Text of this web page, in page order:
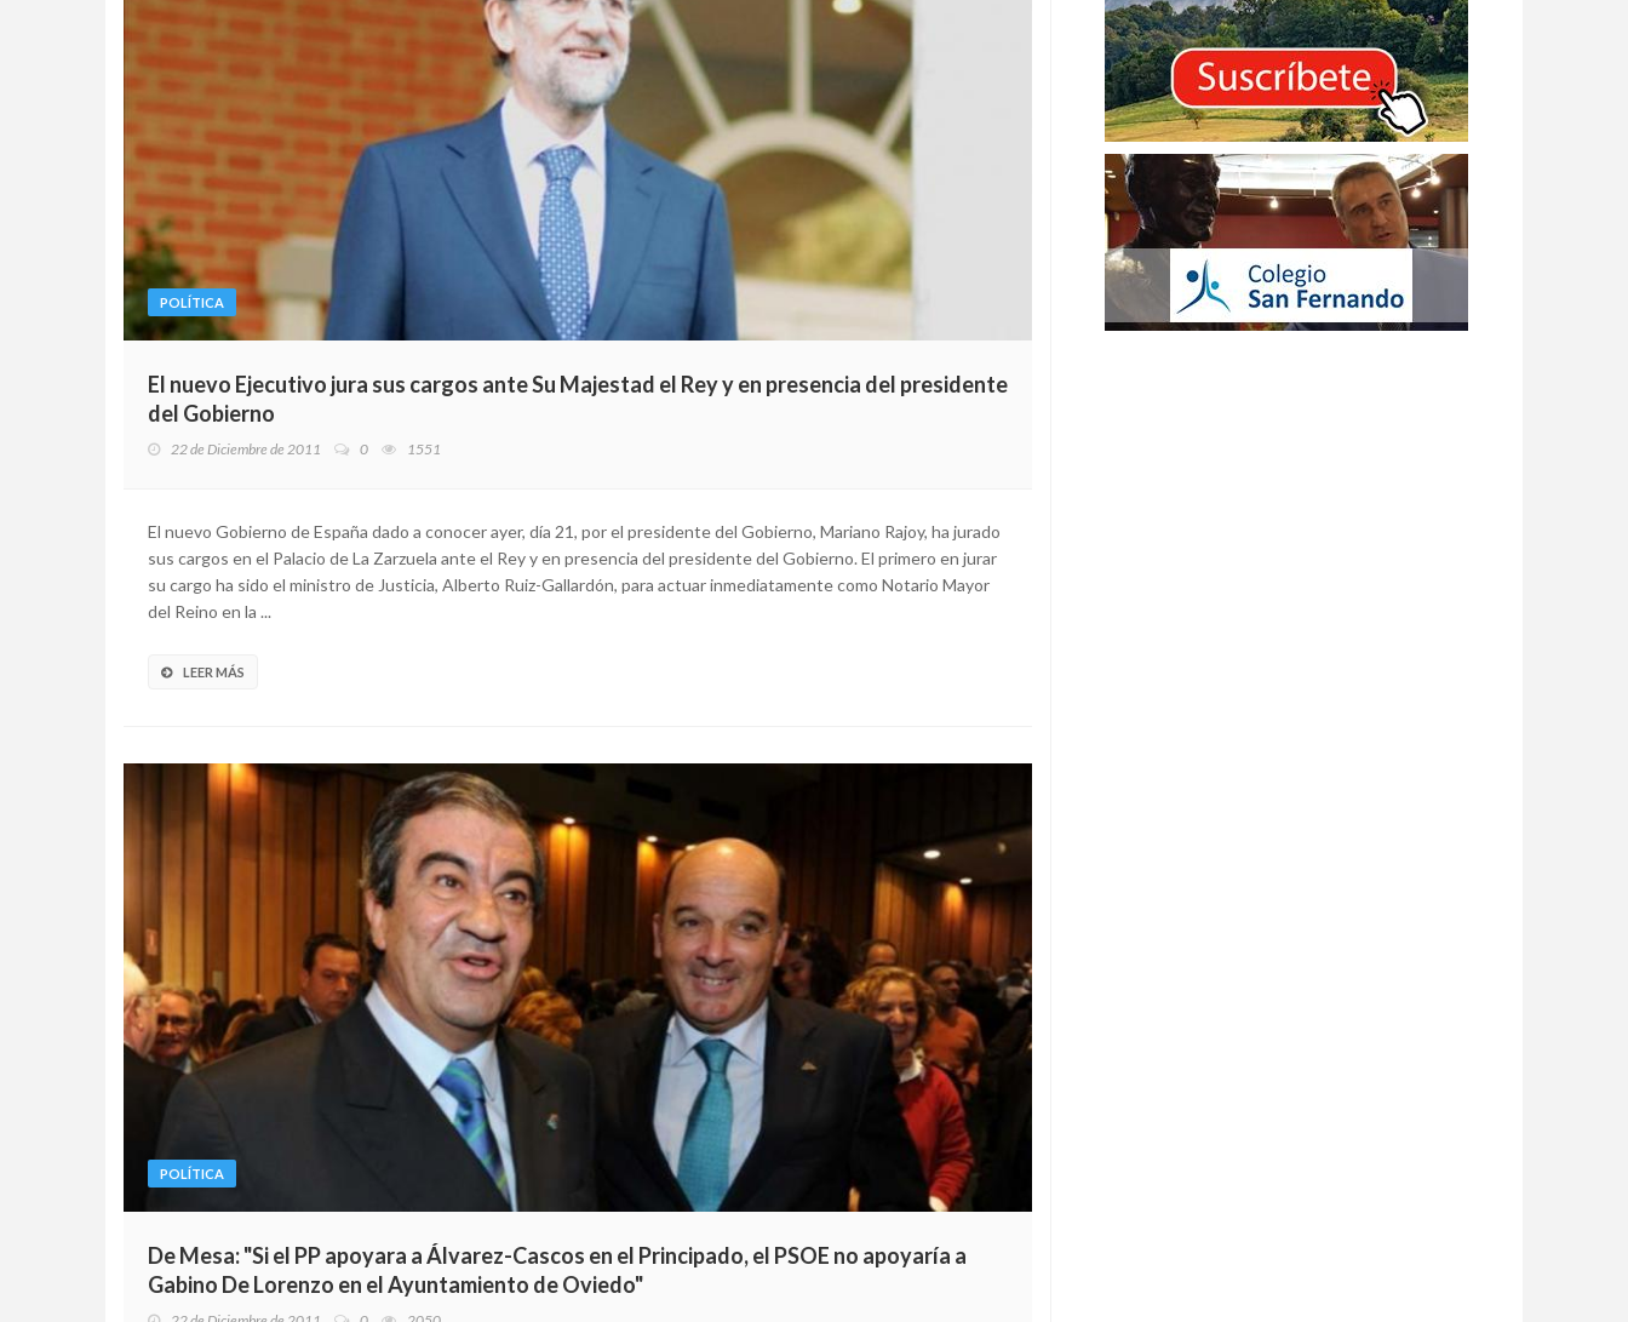
POLÍTICA
El nuevo Ejecutivo jura sus cargos ante Su Majestad el Rey y en presencia del presidente
del Gobierno
22 de Diciembre de 2011 0 1551
El nuevo Gobierno de España dado a conocer ayer, día 21, por el presidente del Gobierno, Mariano Rajoy, ha jurado
sus cargos en el Palacio de La Zarzuela ante el Rey y en presencia del presidente del Gobierno. El primero en jurar
su cargo ha sido el ministro de Justicia, Alberto Ruiz-Gallardón, para actuar inmediatamente como Notario Mayor
del Reino en la ...
LEER MÁS
POLÍTICA
De Mesa: "Si el PP apoyara a Álvarez-Cascos en el Principado, el PSOE no apoyaría a
Gabino De Lorenzo en el Ayuntamiento de Oviedo"